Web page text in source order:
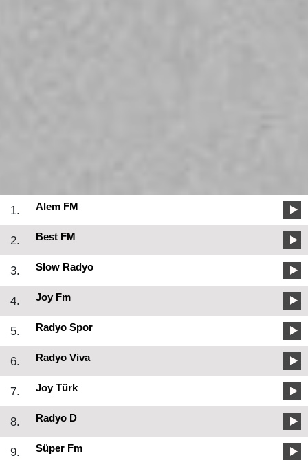
1. Alem FM
2. Best FM
3. Slow Radyo
4. Joy Fm
5. Radyo Spor
6. Radyo Viva
7. Joy Türk
8. Radyo D
9. Süper Fm